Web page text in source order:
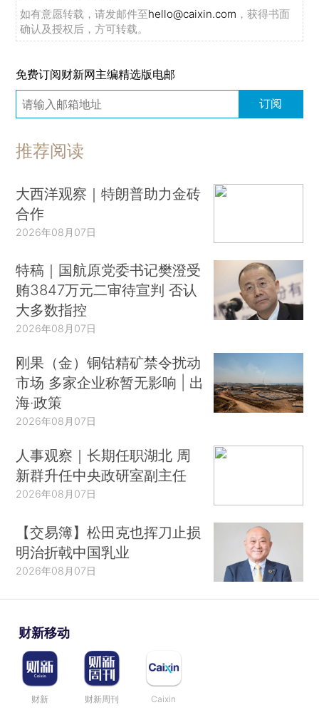
如有意愿转载，请发邮件至hello@caixin.com ，获得书面
确认及授权后，方可转载。
免费订阅财新网主编精选版电邮
订阅
推荐阅读
大西洋观察｜特朗普助力金砖
合作
2026年08月07日
特稿｜国航原党委书记樊澄受
贿3847万元二审待宣判 否认
大多数指控
2026年08月07日
刚果（金）铜钴精矿禁令扰动
市场 多家企业称暂无影响 | 出
海·政策
2026年08月07日
人事观察｜长期任职湖北 周
新群升任中央政研室副主任
2026年08月07日
【交易簿】松田克也挥刀止损
明治折戟中国乳业
2026年08月07日
财新移动
财新 财新周刊 Caixin